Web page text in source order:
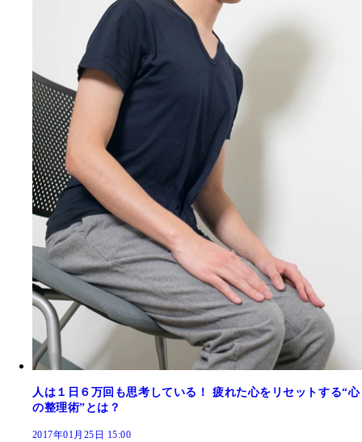
人は１日６万回も思考している！ 疲れた心をリセットする“心
の整理術”とは？
2017年01月25日 15:00